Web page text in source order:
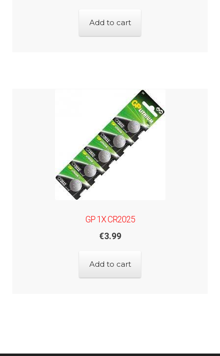
Add to cart
GP 1X CR2025
€3.99
Add to cart